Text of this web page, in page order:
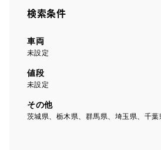
検索条件
車両
未設定
値段
未設定
その他
茨城県、栃木県、群馬県、埼玉県、千